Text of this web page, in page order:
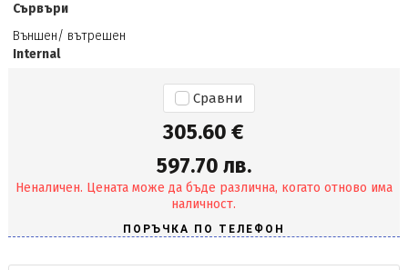
Сървъри
Външен/ вътрешен
Internal
Сравни
305.60 €
597.70 лв.
Неналичен. Цената може да бъде различна, когато отново има
наличност.